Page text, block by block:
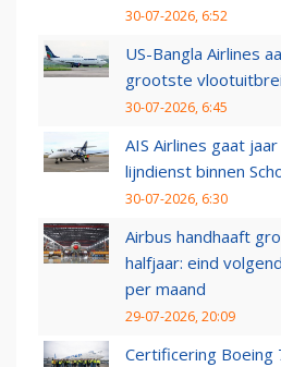
30-07-2026, 6:52
US-Bangla Airlines
grootste
30-07-2026, 6:45
AIS Airlines gaat
lijndienst binnen
30-07-2026, 6:30
Airbus handhaaft
halfjaar: eind
per maand
29-07-2026, 20:09
Certificering Boeing